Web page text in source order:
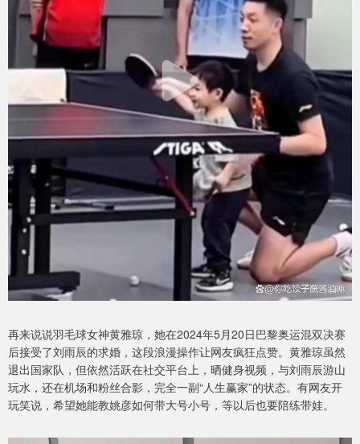
再来说说羽毛球女神黄雅琼，她在2024年5月20日巴黎奥运混双决赛
后接受了刘雨辰的求婚，这段浪漫操作让网友疯狂点赞。黄雅琼虽然
退出国家队，但依然活跃在社交平台上，晒健身视频，与刘雨辰游山
玩水，还在机场和粉丝合影，完全一副“人生赢家”的状态。有网友开
玩笑说，希望她能教姚彦如何带大号小号，等以后也要陪练带娃。